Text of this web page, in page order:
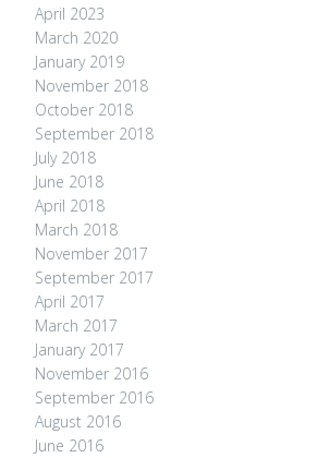
April 2023
March 2020
January 2019
November 2018
October 2018
September 2018
July 2018
June 2018
April 2018
March 2018
November 2017
September 2017
April 2017
March 2017
January 2017
November 2016
September 2016
August 2016
June 2016